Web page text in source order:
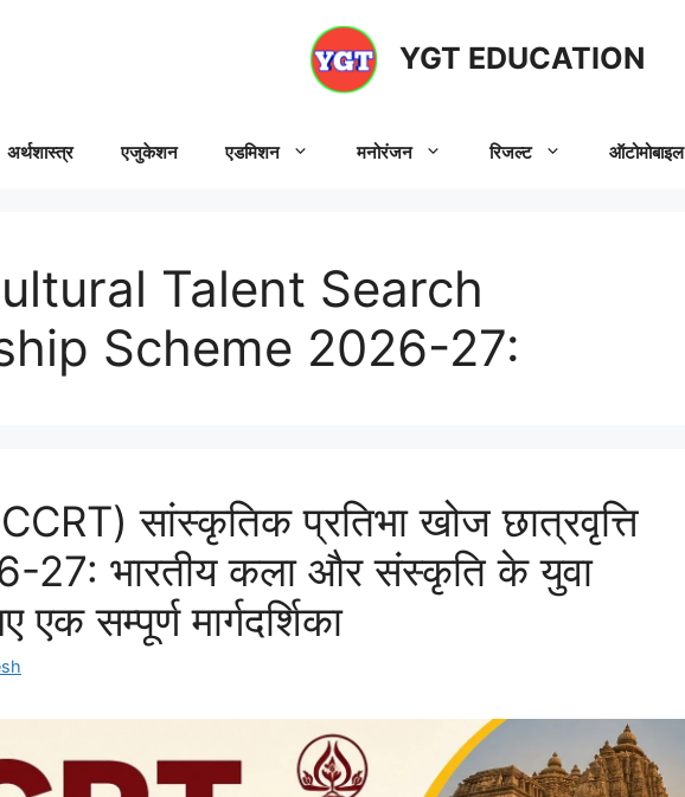
YGT EDUCATION
अर्थशास्त्र एजुकेशन एडमिशन मनोरंजन रिजल्ट ऑटोमोबाइल
Talent Search
Scheme 2026-27:
सांस्कृतिक प्रतिभा खोज छात्रवृत्ति
27: भारतीय कला और संस्कृति के युवा
सम्पूर्ण मार्गदर्शिका